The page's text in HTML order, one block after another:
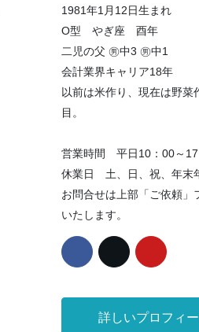
1981年1月12日生まれ
O型 やぎ座 酉年
二児の父 ㊚中3 ㊚中1
会計業界キャリア18年
以前は米作り、現在は野菜
目。
営業時間 平日10：00～
休業日 土、日、祝、年末
お問合せは上部「ご依頼」
いたします。
詳しいプロフィ